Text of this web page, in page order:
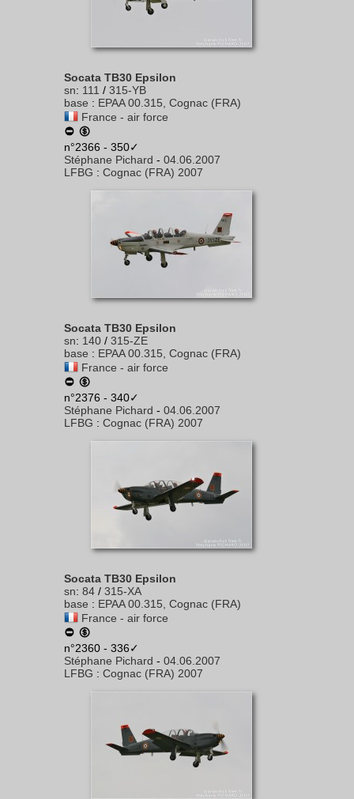
Socata TB30 Epsilon
sn: 111 / 315-YB
base : EPAA 00.315, Cognac (FRA)
France - air force
n°2366 - 350✓
Stéphane Pichard - 04.06.2007
LFBG : Cognac (FRA) 2007
Socata TB30 Epsilon
sn: 140 / 315-ZE
base : EPAA 00.315, Cognac (FRA)
France - air force
n°2376 - 340✓
Stéphane Pichard - 04.06.2007
LFBG : Cognac (FRA) 2007
Socata TB30 Epsilon
sn: 84 / 315-XA
base : EPAA 00.315, Cognac (FRA)
France - air force
n°2360 - 336✓
Stéphane Pichard - 04.06.2007
LFBG : Cognac (FRA) 2007